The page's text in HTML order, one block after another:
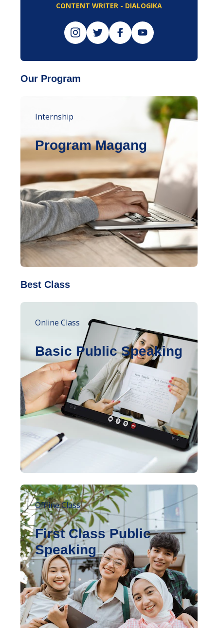
CONTENT WRITER - DIALOGIKA
Our Program
Internship
Program Magang
Best Class
Online Class
Basic Public Speaking
Offline Class
First Class Public
Speaking